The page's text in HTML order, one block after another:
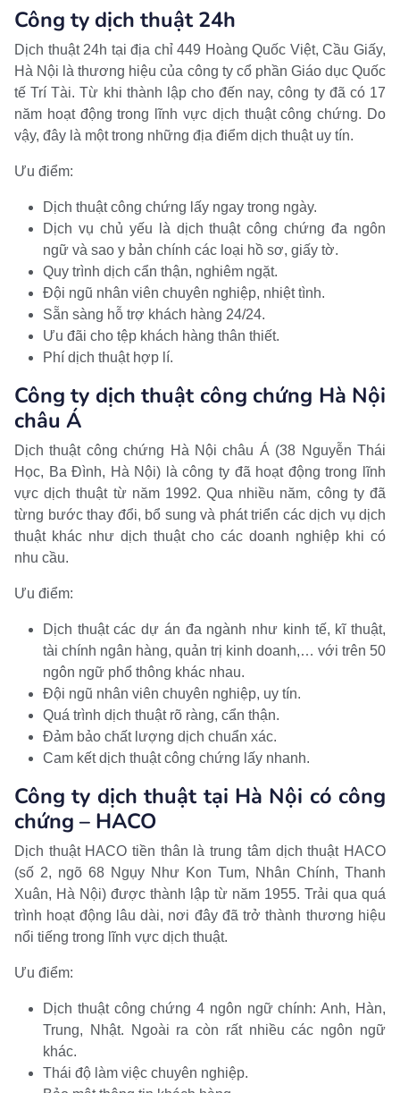
Công ty dịch thuật 24h
Dịch thuật 24h tại địa chỉ 449 Hoàng Quốc Việt, Cầu Giấy,
Hà Nội là thương hiệu của công ty cổ phần Giáo dục Quốc
tế Trí Tài. Từ khi thành lập cho đến nay, công ty đã có 17
năm hoạt động trong lĩnh vực dịch thuật công chứng. Do
vậy, đây là một trong những địa điểm dịch thuật uy tín.
Ưu điểm:
Dịch thuật công chứng lấy ngay trong ngày.
Dịch vụ chủ yếu là dịch thuật công chứng đa ngôn
ngữ và sao y bản chính các loại hồ sơ, giấy tờ.
Quy trình dịch cẩn thận, nghiêm ngặt.
Đội ngũ nhân viên chuyên nghiệp, nhiệt tình.
Sẵn sàng hỗ trợ khách hàng 24/24.
Ưu đãi cho tệp khách hàng thân thiết.
Phí dịch thuật hợp lí.
Công ty dịch thuật công chứng Hà Nội
châu Á
Dịch thuật công chứng Hà Nội châu Á (38 Nguyễn Thái
Học, Ba Đình, Hà Nội) là công ty đã hoạt động trong lĩnh
vực dịch thuật từ năm 1992. Qua nhiều năm, công ty đã
từng bước thay đổi, bổ sung và phát triển các dịch vụ dịch
thuật khác như dịch thuật cho các doanh nghiệp khi có
nhu cầu.
Ưu điểm:
Dịch thuật các dự án đa ngành như kinh tế, kĩ thuật,
tài chính ngân hàng, quản trị kinh doanh,… với trên 50
ngôn ngữ phổ thông khác nhau.
Đội ngũ nhân viên chuyên nghiệp, uy tín.
Quá trình dịch thuật rõ ràng, cẩn thận.
Đảm bảo chất lượng dịch chuẩn xác.
Cam kết dịch thuật công chứng lấy nhanh.
Công ty dịch thuật tại Hà Nội có công
chứng – HACO
Dịch thuật HACO tiền thân là trung tâm dịch thuật HACO
(số 2, ngõ 68 Ngụy Như Kon Tum, Nhân Chính, Thanh
Xuân, Hà Nội) được thành lập từ năm 1955. Trải qua quá
trình hoạt động lâu dài, nơi đây đã trở thành thương hiệu
nổi tiếng trong lĩnh vực dịch thuật.
Ưu điểm:
Dịch thuật công chứng 4 ngôn ngữ chính: Anh, Hàn,
Trung, Nhật. Ngoài ra còn rất nhiều các ngôn ngữ
khác.
Thái độ làm việc chuyên nghiệp.